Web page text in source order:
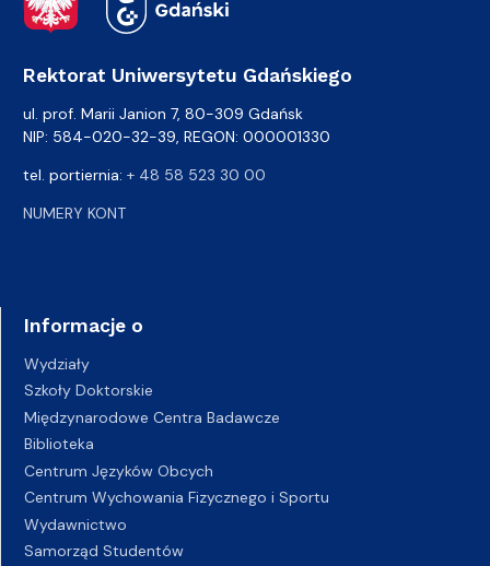
Rektorat Uniwersytetu Gdańskiego
ul. prof. Marii Janion 7, 80-309 Gdańsk
NIP: 584-020-32-39, REGON: 000001330
tel. portiernia: + 48 58 523 30 00
NUMERY KONT
Informacje o
Wydziały
Szkoły Doktorskie
Międzynarodowe Centra Badawcze
Biblioteka
Centrum Języków Obcych
Centrum Wychowania Fizycznego i Sportu
Wydawnictwo
Samorząd Studentów